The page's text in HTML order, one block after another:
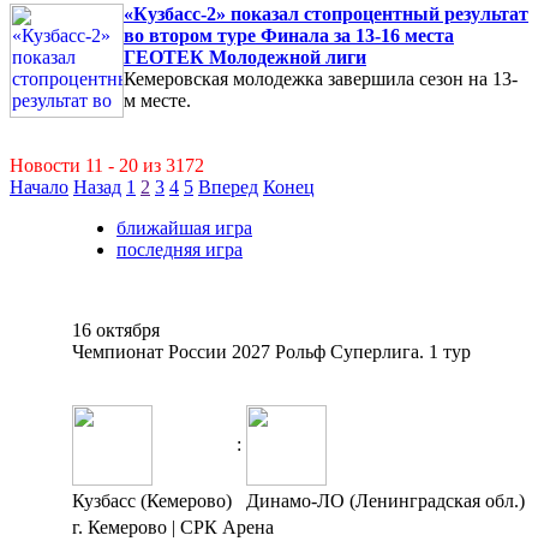
«Кузбасс-2» показал стопроцентный результат
во втором туре Финала за 13-16 места
ГЕОТЕК Молодежной лиги
Кемеровская молодежка завершила сезон на 13-
м месте.
Новости 11 - 20 из 3172
Начало Назад 1 2 3 4 5 Вперед Конец
ближайшая игра
последняя игра
16 октября
Чемпионат России 2027 Рольф Суперлига. 1 тур
:
Кузбасс (Кемерово)
Динамо-ЛО (Ленинградская обл.)
г. Кемерово | СРК Арена